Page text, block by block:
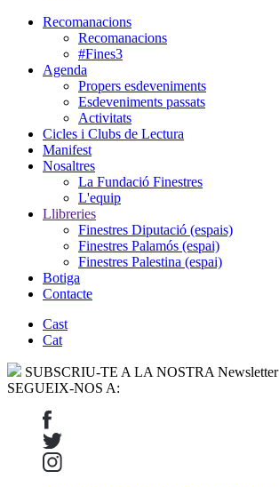
Recomanacions
Recomanacions
#Fines3
Agenda
Propers esdeveniments
Esdeveniments passats
Activitats
Cicles i Clubs de Lectura
Manifest
Nosaltres
La Fundació Finestres
L'equip
Llibreries
Finestres Diputació (espais)
Finestres Palamós (espai)
Finestres Palestina (espai)
Botiga
Contacte
Cast
Cat
SUBSCRIU-TE A LA NOSTRA Newsletter
SEGUEIX-NOS A: